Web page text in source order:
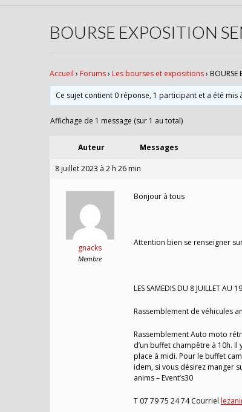
BOURSE EXPOSITION
Accueil › Forums› Les bourses et expositions› BOURSE
Ce sujet contient 0 réponse, 1 participant et a été
Affichage de 1 message (sur 1 au total)
Auteur Messages
8 juillet 2023 à 2 h 26 min
gnacks
Membre
Bonjour à tous
Attention bien se renseigner
LES SAMEDIS DU 8 JUILLET AU
Rassemblement de véhicules
Rassemblement Auto moto
d’un buffet champêtre à 10h.
place à midi. Pour le buffet
idem, si vous désirez manger
anims – Event’s30
T 07 79 75 24 74 Courriel